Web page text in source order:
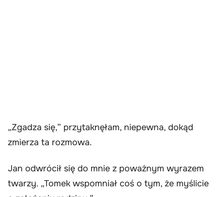
„Zgadza się,” przytaknęłam, niepewna, dokąd
zmierza ta rozmowa.
Jan odwrócił się do mnie z poważnym wyrazem
twarzy. „Tomek wspomniał coś o tym, że myślicie